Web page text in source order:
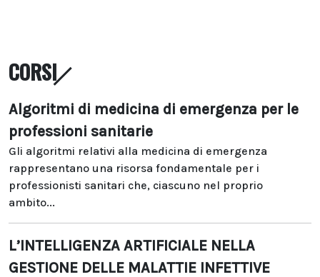
CORSI
Algoritmi di medicina di emergenza per le
professioni sanitarie
Gli algoritmi relativi alla medicina di emergenza
rappresentano una risorsa fondamentale per i
professionisti sanitari che, ciascuno nel proprio
ambito...
L’INTELLIGENZA ARTIFICIALE NELLA
GESTIONE DELLE MALATTIE INFETTIVE